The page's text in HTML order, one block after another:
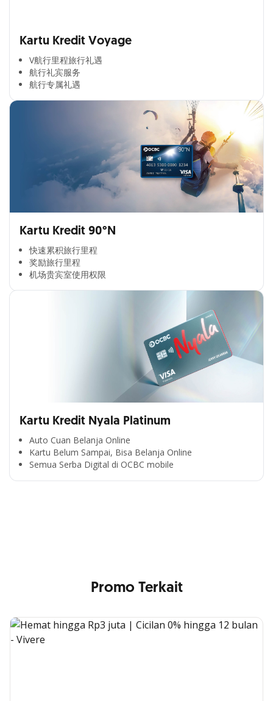
Kartu Kredit Voyage
V航行里程旅行礼遇
航行礼宾服务
航行专属礼遇
Kartu Kredit 90°N
快速累积旅行里程​
奖励旅行里程​
机场贵宾室使用权限​
Kartu Kredit Nyala Platinum
Auto Cuan Belanja Online
Kartu Belum Sampai, Bisa Belanja Online
Semua Serba Digital di OCBC mobile
Cross Selling Banner Global
Promo Terkait